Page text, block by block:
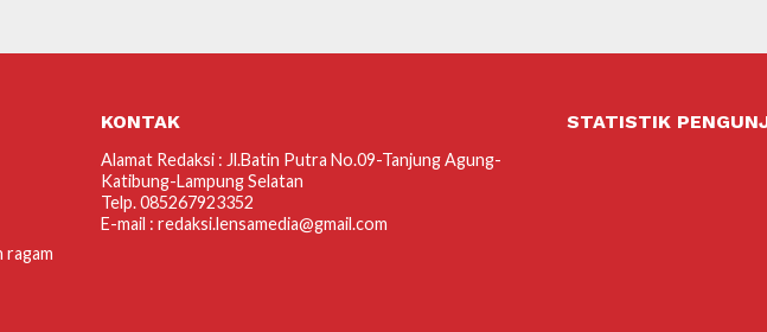
ragam
KONTAK
Alamat Redaksi : Jl.Batin Putra No.09-Tanjung Agung-
Katibung-Lampung Selatan
Telp. 085267923352
E-mail : redaksi.lensamedia@gmail.com
STATISTIK